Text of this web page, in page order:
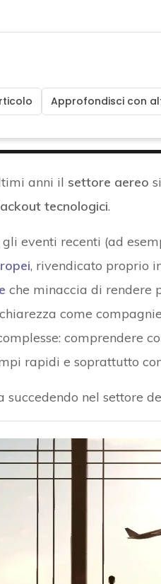
Approfondisci con
anni il settore aereo
tecnologici.
eventi recenti (ad
, rivendicato proprio
che minaccia di rendere
come
comprendere
rapidi e soprattutto
succedendo nel settore